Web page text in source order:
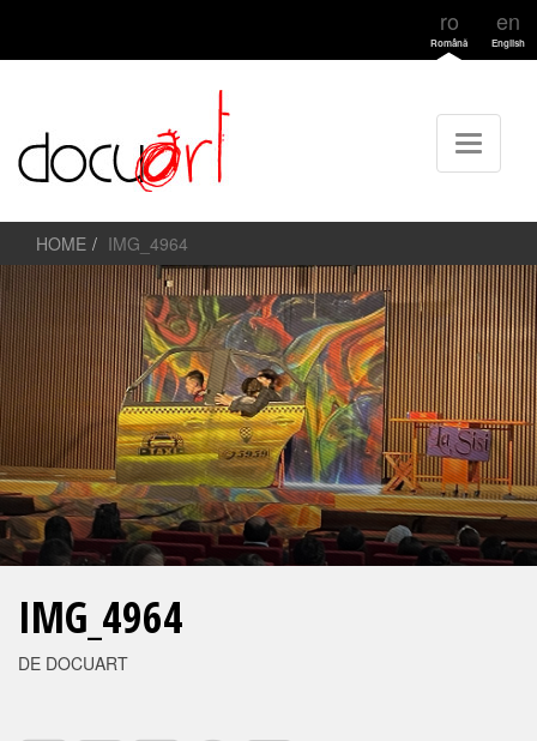
ro
Română
en
English
HOME IMG_4964
IMG_4964
DE DOCUART